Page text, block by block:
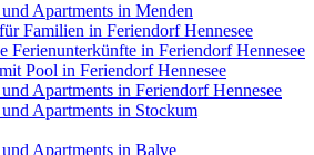
Apartments in Menden
Familien in Feriendorf Hennesee
Ferienunterkünfte in Feriendorf Hennesee
Pool in Feriendorf Hennesee
Apartments in Feriendorf Hennesee
Apartments in Stockum
Apartments in Balve